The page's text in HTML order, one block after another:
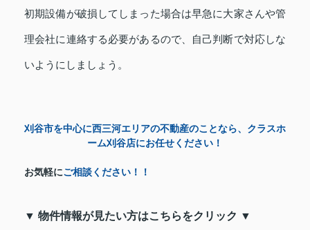
初期設備が破損してしまった場合は早急に大家さんや管
理会社に連絡する必要があるので、自己判断で対応しな
いようにしましょう。
刈谷市を中心に西三河エリアの不動産のことなら、クラスホ
ーム刈谷店にお任せください！
お気軽にご相談ください！！
▼ 物件情報が見たい方はこちらをクリック ▼